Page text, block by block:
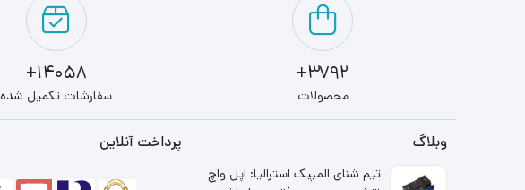
3792+
محصولات
14058+
سفارشات تکمیل شده
وبلاگ
تیم شنای المپیک استرالیا: اپل واچ
پرداخت آنلاین